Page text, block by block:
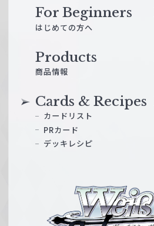
For Beginners
はじめての方へ
Products
商品情報
Cards & Recipes
カードリスト
PRカード
デッキレシピ